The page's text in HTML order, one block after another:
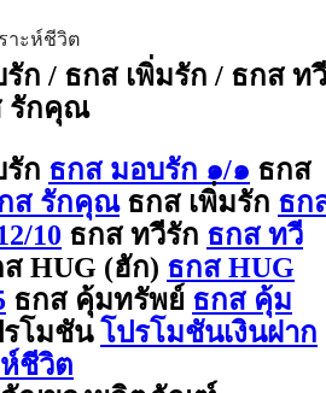
าะห์ชีวิต
ก / ธกส เพิ่มรัก / ธกส ทวี
รักคุณ
ก ธกส มอบรัก ๑/๑ ธกส
ส รักคุณ ธกส เพิ่มรัก ธก
10 ธกส ทวีรัก ธกส ทวี
HUG (ฮัก) ธกส HUG
ธกส คุ้มทรัพย์ ธกส คุ้ม
โมชัน โปรโมชันเงินฝาก
ห์ชีวิต